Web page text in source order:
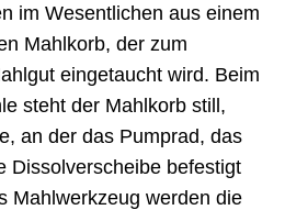
im Wesentlichen aus einem
Mahlkorb, der zum
eingetaucht wird. Beim
steht der Mahlkorb still,
an der das Pumprad, das
Dissolverscheibe befestigt
Mahlwerkzeug werden die